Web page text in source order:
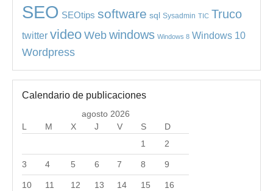
SEO SEOtips software sql Sysadmin TIC Truco
twitter video Web windows Windows 8 Windows 10
Wordpress
Calendario de publicaciones
agosto 2026
L
M X J V S
D
1
2
3 4 5 6 7 8 9
10 11 12 13 14 15 16